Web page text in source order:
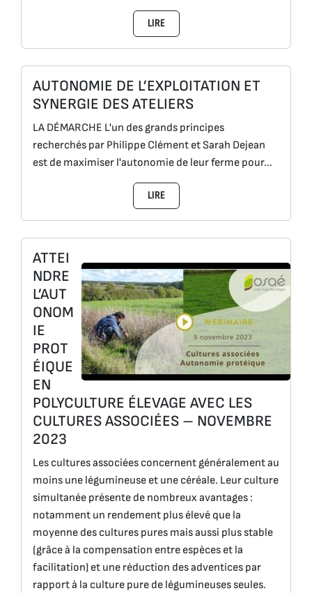
LIRE
AUTONOMIE DE L’EXPLOITATION ET
SYNERGIE DES ATELIERS
LA DÉMARCHE L'un des grands principes
recherchés par Philippe Clément et Sarah Dejean
est de maximiser l'autonomie de leur ferme pour...
LIRE
ATTEI
NDRE
L’AUT
ONOM
IE
PROT
ÉIQUE
EN
POLYCULTURE ÉLEVAGE AVEC LES
CULTURES ASSOCIÉES – NOVEMBRE
2023
Les cultures associées concernent généralement au
moins une légumineuse et une céréale. Leur culture
simultanée présente de nombreux avantages :
notamment un rendement plus élevé que la
moyenne des cultures pures mais aussi plus stable
(grâce à la compensation entre espèces et la
facilitation) et une réduction des adventices par
rapport à la culture pure de légumineuses seules.